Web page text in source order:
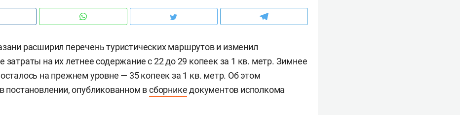
расширил перечень туристических маршрутов и изменил
затраты на их летнее содержание с 22 до 29 копеек за 1 кв. метр. Зимнее
на прежнем уровне — 35 копеек за 1 кв. метр. Об этом
постановлении, опубликованном всборникедокументов исполкома